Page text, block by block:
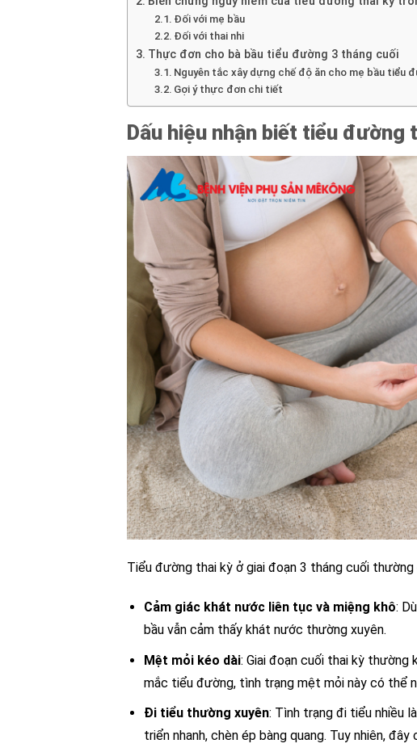
Đối với mẹ bầu
Đối với thai nhi
Thực đơn cho bà bầu tiểu đường 3 tháng cuối
Nguyên tắc xây dựng chế độ ăn cho mẹ bầu tiểu
Gợi ý thực đơn chi tiết
Dấu hiệu nhận biết tiểu
Tiểu đường thai kỳ ở giai đoạn 3 tháng cuối
Cảm giác khát nước liên tục và miệng khô:
bầu vẫn cảm thấy khát nước thường xuyên.
Mệt mỏi kéo dài: Giai đoạn cuối thai kỳ thường
mắc tiểu đường, tình trạng mệt mỏi này có thể
Đi tiểu thường xuyên: Tình trạng đi tiểu nhiều
triển nhanh, chèn ép bàng quang. Tuy nhiên,